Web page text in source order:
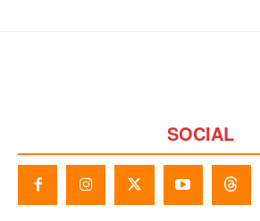
SOCIAL